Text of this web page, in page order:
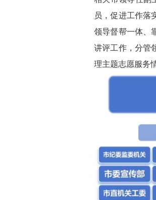
员，促进工作落
领导督帮一体、
讲评工作，分管
理主题志愿服务